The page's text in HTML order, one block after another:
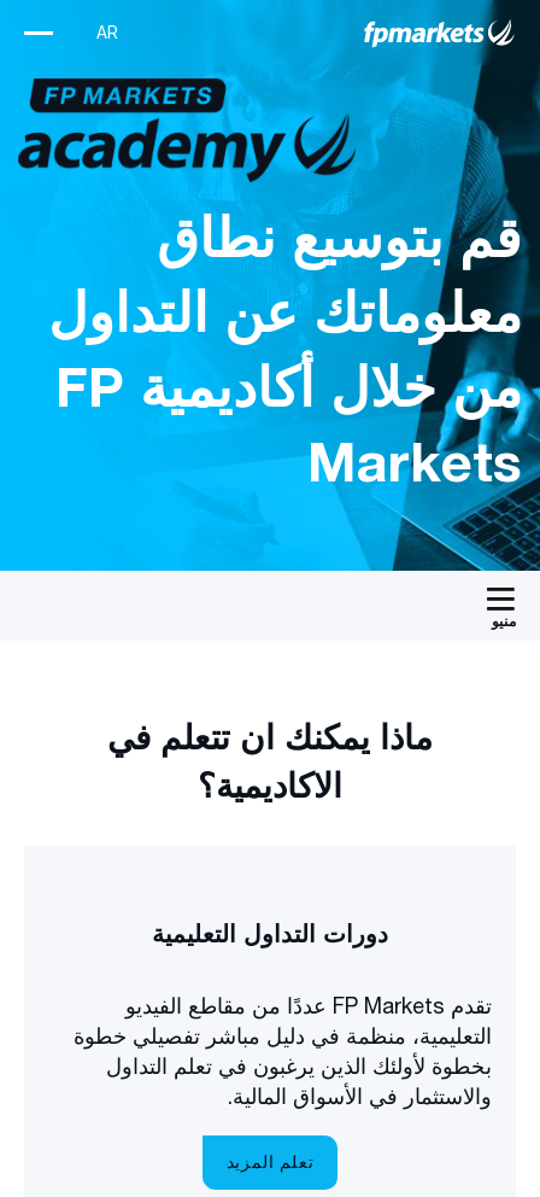
قم بتوسيع نطاق
معلوماتك عن التداول
من خلال أكاديمية FP
Markets
منيو
ماذا يمكنك ان تتعلم في
الاكاديمية؟
دورات التداول التعليمية
تقدم FP Markets عددًا من مقاطع الفيديو
التعليمية، منظمة في دليل مباشر تفصيلي خطوة
بخطوة لأولئك الذين يرغبون في تعلم التداول
والاستثمار في الأسواق المالية.
تعلم المزيد